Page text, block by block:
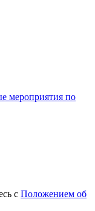
мероприятия по
с Положением об